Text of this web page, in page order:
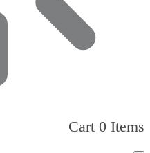
Cart 0 Items